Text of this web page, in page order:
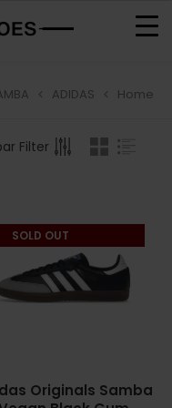
BROWSE
ADIDAS CAMPUS
ADIDAS FORUM
ADIDAS SL 72
Home
ADIDAS
Filter
SOLD OUT
Originals Samba